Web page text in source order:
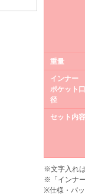
重量
インナー
ポケット口
径
セット内容
※文字入れ
※「インナ
※仕様・パ